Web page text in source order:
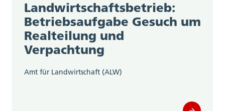
Amt für Berufsbildung, Mittel- und
Hochschulen (0)
Amt für Gemeinden (0)
Amt für Geoinformation (0)
Landwirtschaftsbetrieb:
Betriebsaufgabe Gesuch um
Realteilung und
Verpachtung
Amt für Landwirtschaft (ALW)